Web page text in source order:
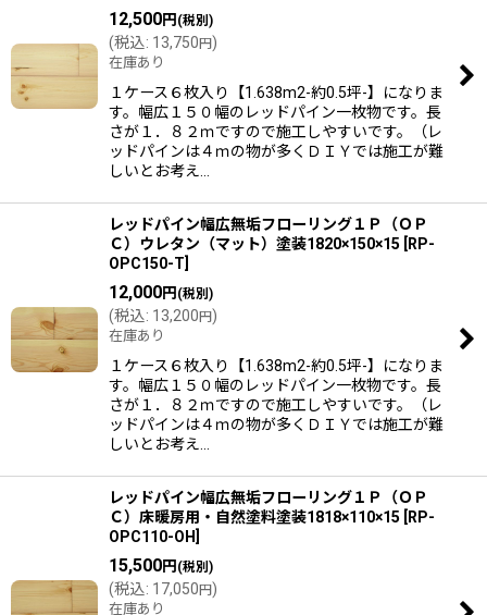
12,500円 (税別)
(税込: 13,750 円 )
在庫あり
１ケース６枚入り【1.638m2-約0.5坪-】になりま
す。幅広１５０幅のレッドパイン一枚物です。長
さが１．８２ｍですので施工しやすいです。（レ
ッドパインは４ｍの物が多くＤＩＹでは施工が難
しいとお考え…
レッドパイン幅広無垢フローリング１Ｐ（ＯＰ
Ｃ）ウレタン（マット）塗装1820×150×15
RP-
OPC150-T
12,000円 (税別)
(税込: 13,200 円 )
在庫あり
１ケース６枚入り【1.638m2-約0.5坪-】になりま
す。幅広１５０幅のレッドパイン一枚物です。長
さが１．８２ｍですので施工しやすいです。（レ
ッドパインは４ｍの物が多くＤＩＹでは施工が難
しいとお考え…
レッドパイン幅広無垢フローリング１Ｐ（ＯＰ
Ｃ）床暖房用・自然塗料塗装1818×110×15
RP-
OPC110-OH
15,500円 (税別)
(税込: 17,050 円 )
在庫あり